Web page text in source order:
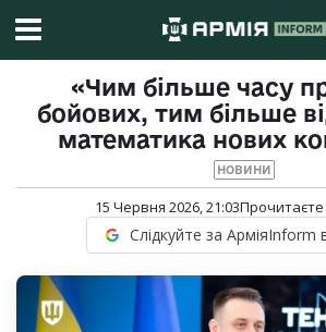
«Чим більше часу
бойових, тим більше
математика нових
НОВИНИ
15 Червня 2026, 21:03Прочитаєте
Слідкуйте за АрміяInform